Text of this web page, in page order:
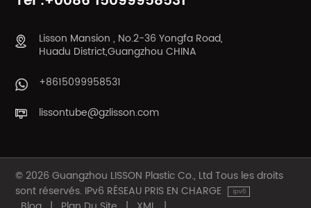
Lisson Mansion , No.2-36 Yongfa Road,
Huadu District,Guangzhou CHINA
+8615099958531
lissontube@gzlisson.com
© 2026 Guangzhou LISSON Plastic Co., Ltd Tous les droits
sont réservés. IPv6 RÉSEAU PRIS EN CHARGE